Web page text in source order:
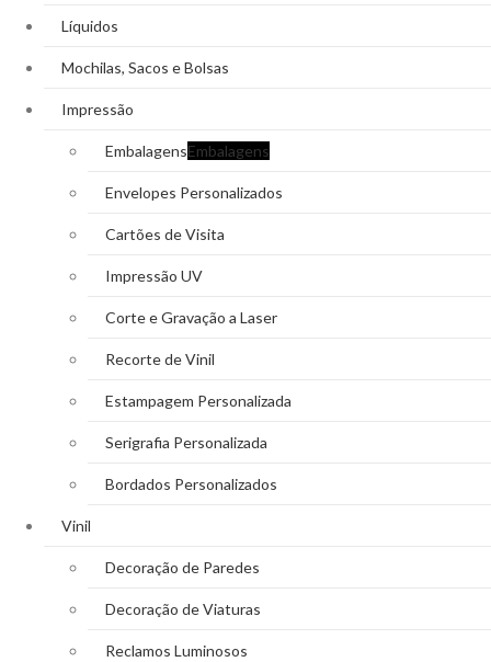
Líquidos
Mochilas, Sacos e Bolsas
Impressão
EmbalagensEmbalagens
Envelopes Personalizados
Cartões de Visita
Impressão UV
Corte e Gravação a Laser
Recorte de Vinil
Estampagem Personalizada
Serigrafia Personalizada
Bordados Personalizados
Vinil
Decoração de Paredes
Decoração de Viaturas
Reclamos Luminosos